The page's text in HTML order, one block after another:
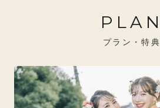
26万円～31万円未満
ナチュラル
ブルべ夏におすすめ
ブルべ冬におすすめ
特選技法
PLAN
プラン・特典